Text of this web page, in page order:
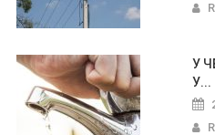
У
У...